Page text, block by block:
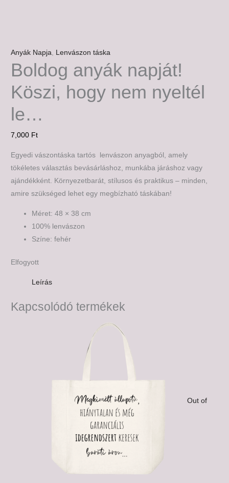
Anyák Napja, Lenvászon táska
Boldog anyák napját!
Köszi, hogy nem nyeltél
le…
7,000 Ft
Egyedi vászontáska tartós lenvászon anyagból, amely
tökéletes választás bevásárláshoz, munkába járáshoz vagy
ajándékként. Környezetbarát, stílusos és praktikus – minden,
amire szükséged lehet egy megbízható táskában!
Méret: 48 × 38 cm
100% lenvászon
Színe: fehér
Elfogyott
Leírás
Kapcsolódó termékek
Out of